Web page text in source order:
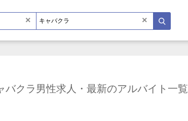
× ×
バクラ男性求人・最新のアルバイト一覧